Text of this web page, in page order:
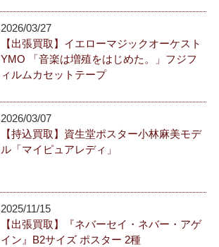
2026/03/27
【出張買取】イエローマジックオーケスト
YMO 「音楽は増殖をはじめた。」フジフ
ィルムカセットテープ
2026/03/07
【持込買取】資生堂ポスター小林麻美モデ
ル「マイピュアレディ」
2025/11/15
【出張買取】『ネバーセイ・ネバー・アゲ
イン』B2サイズ ポスター 2種